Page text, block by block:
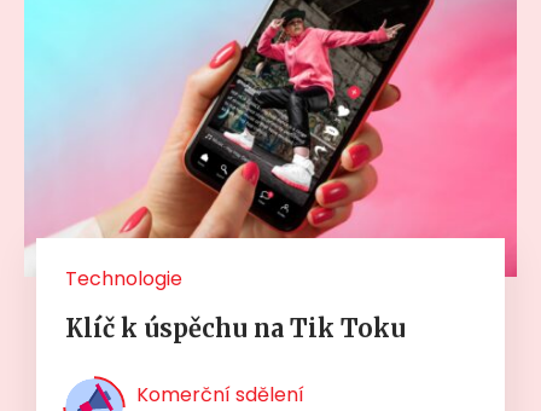
Technologie
Klíč k úspěchu na Tik Toku
Komerční sdělení